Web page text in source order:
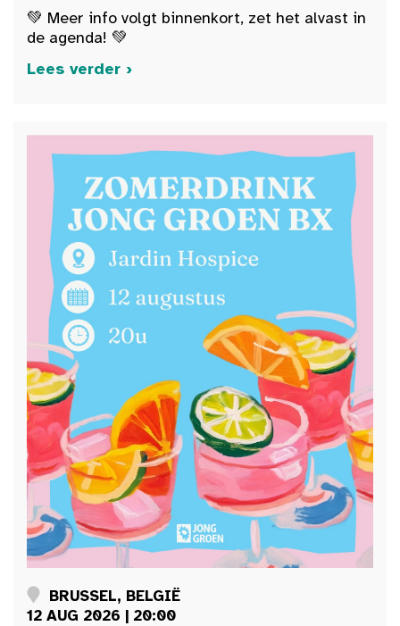
💚 Meer info volgt binnenkort, zet het alvast in
de agenda! 💚
Lees verder ›
BRUSSEL, BELGIË
12 AUG 2026 | 20:00